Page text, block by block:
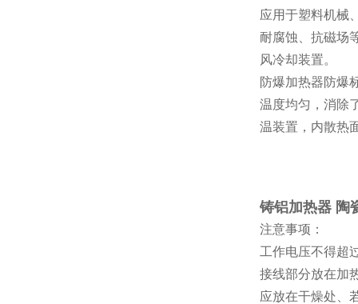
应用于塑料机械
耐腐蚀、抗磁场
风冷却装置。
防爆加热器防爆
温度均匀，消除
温装置，内散热
铸铝加热器 陶
注意事项：
工作电压不得超
接线部分放在加
应放在干燥处、